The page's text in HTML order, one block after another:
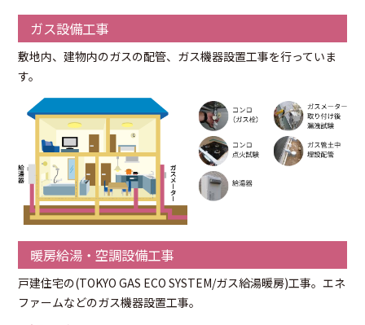
ガス設備工事
敷地内、建物内のガスの配管、ガス機器設置工事を行っていま
す。
暖房給湯・空調設備工事
戸建住宅の(TOKYO GAS ECO SYSTEM/ガス給湯暖房)工事。エネ
ファームなどのガス機器設置工事。